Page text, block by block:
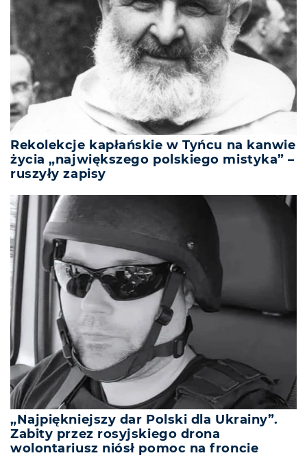
Rekolekcje kapłańskie w Tyńcu na kanwie
życia „największego polskiego mistyka” –
ruszyły zapisy
„Najpiękniejszy dar Polski dla Ukrainy”.
Zabity przez rosyjskiego drona
wolontariusz niósł pomoc na froncie